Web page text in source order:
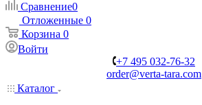
Сравнение0
Отложенные 0
Корзина 0
Войти
+7 495 032-76-32
order@verta-tara.com
Каталог